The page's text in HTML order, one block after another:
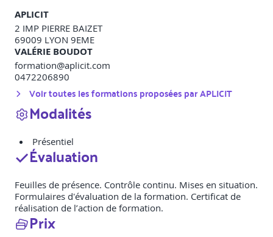
APLICIT
2 IMP PIERRE BAIZET
69009 LYON 9EME
VALÉRIE BOUDOT
formation@aplicit.com
0472206890
Voir toutes les formations proposées parAPLICIT
Modalités
Présentiel
Évaluation
Feuilles de présence. Contrôle continu. Mises en situation.
Formulaires d'évaluation de la formation. Certificat de
réalisation de l’action de formation.
Prix